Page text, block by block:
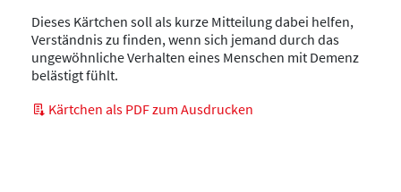
Dieses Kärtchen soll als kurze Mitteilung dabei helfen,
Verständnis zu finden, wenn sich jemand durch das
ungewöhnliche Verhalten eines Menschen mit Demenz
belästigt fühlt.
Kärtchen als PDF zum Ausdrucken